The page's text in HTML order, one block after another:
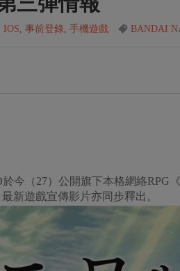
IOS, 事前登錄, 手機遊戲 BANDAI
今（27）公開旗下本格網絡RPG
新遊戲宣傳影片亦同步釋出。